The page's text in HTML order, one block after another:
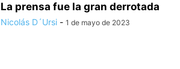
La prensa fue la gran derrotada
Nicolás D´Ursi - 1 de mayo de 2023